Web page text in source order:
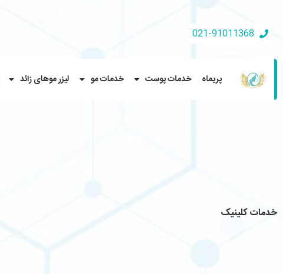
021-91011368
پریماه خدمات پوست خدمات مو لیزر موهای زائد
خدمات کلینیک